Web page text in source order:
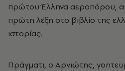
πρώτου Έλληνα αεροπόρου,
πρώτη λέξη στο βιβλίο της
ιστορίας.
Πράγματι, ο Αρνιώτης,